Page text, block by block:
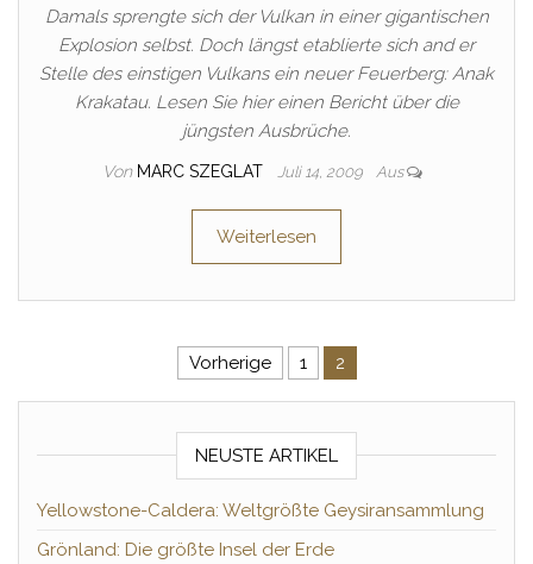
Damals sprengte sich der Vulkan in einer gigantischen
Explosion selbst. Doch längst etablierte sich and er
Stelle des einstigen Vulkans ein neuer Feuerberg: Anak
Krakatau. Lesen Sie hier einen Bericht über die
jüngsten Ausbrüche.
Von MARC SZEGLAT Juli 14, 2009 Aus
Weiterlesen
Seitennummerierung der
Vorherige 1 2
NEUSTE ARTIKEL
Yellowstone-Caldera: Weltgrößte Geysiransammlung
Grönland: Die größte Insel der Erde